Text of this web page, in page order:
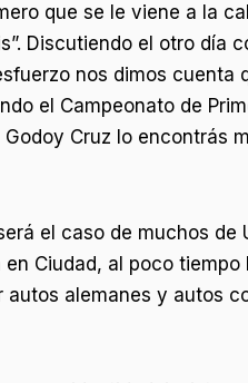
que se le viene a la
Discutiendo el otro
nos dimos
el Campeonato de
Cruz lo encontrás
el caso de muchos
Ciudad, al poco
alemanes y autos